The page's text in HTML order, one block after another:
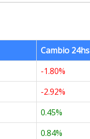
Cambio 24hs
-1.80%
-2.92%
0.45%
0.84%